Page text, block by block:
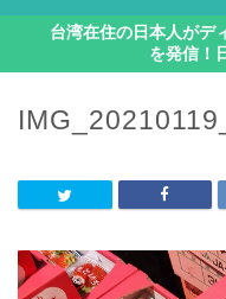
台湾在住の日本人がデ
を発信！